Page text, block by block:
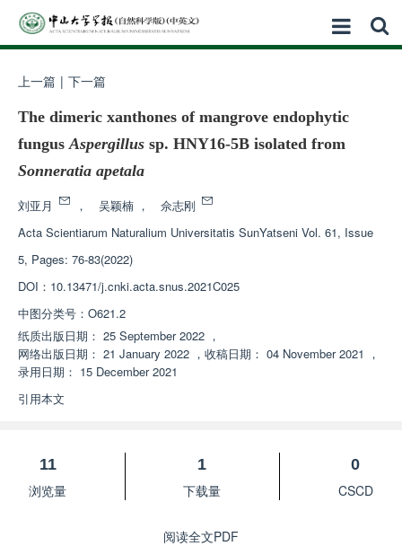
上一篇 | 下一篇
The dimeric xanthones of mangrove endophytic
fungusAspergillus sp. HNY16-5B isolated from
Sonneratia apetala
刘亚月 ， 吴颖楠 ，
佘志刚
Acta Scientiarum Naturalium Universitatis SunYatseni Vol. 61, Issue
5, Pages: 76-83(2022)
DOI： 10.13471/j.cnki.acta.snus.2021C025
中图分类号： O621.2
纸质出版日期： 25 September 2022 ，
网络出版日期： 21 January 2022 ， 收稿日期： 04 November 2021 ，
录用日期： 15 December 2021
引用本文
11
浏览量
1
下载量
0
CSCD
阅读全文PDF